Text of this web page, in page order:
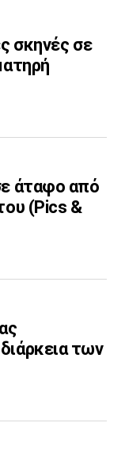
σκηνές σε
άταφο από
(Pics &
των